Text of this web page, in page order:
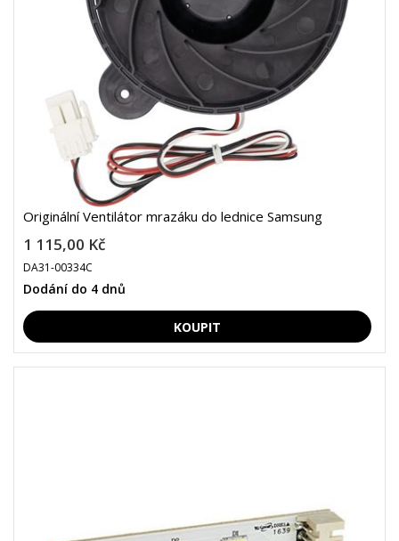
Originální Ventilátor mrazáku do lednice Samsung
1 115,00 Kč
DA31-00334C
Dodání do 4 dnů